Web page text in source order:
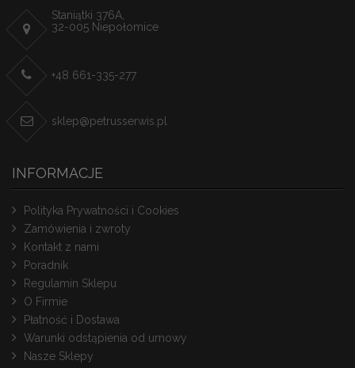
Staniątki 376A,
32-005 Niepołomice
+48 661-335-277
sklep@petrusserwis.pl
INFORMACJE
Polityka Prywatności i Cookies
Zamówienia i zwroty
Kontakt z nami
Poradnik
Regulamin Sklepu
O Firmie
Płatność i Dostawa
Warunki odstąpienia od umowy
Nasze Sklepy